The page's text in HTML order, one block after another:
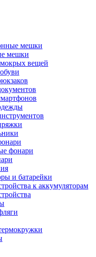
мешки
мешки
вещей
фонари
и батарейки
к аккумуляторам